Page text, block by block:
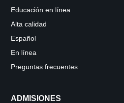
Educación en línea
Alta calidad
Español
En línea
Preguntas frecuentes
ADMISIONES